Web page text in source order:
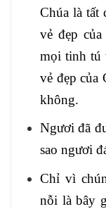
Chúa là tất
vẻ đẹp
mọi tinh tú
vẻ đẹp của
không.
Ngươi đã
sao ngươi
Chỉ vì
nỗi là bây